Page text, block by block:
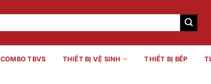
COMBO TBVS THIẾT BỊ VỆ SINH THIẾT BỊ BẾP